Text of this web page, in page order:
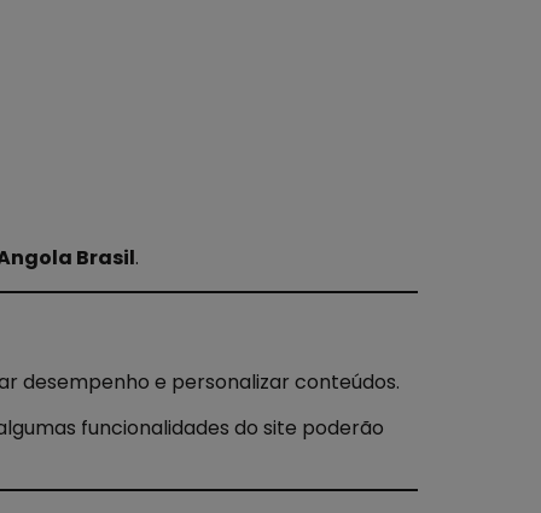
Brasil.
desempenho e personalizar conteúdos.
funcionalidades do site poderão